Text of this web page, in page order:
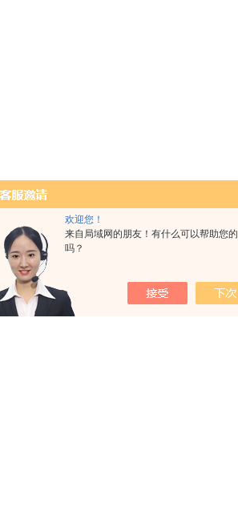
欢迎您！
来自局域网的朋友！有什么可以帮助您的
吗？